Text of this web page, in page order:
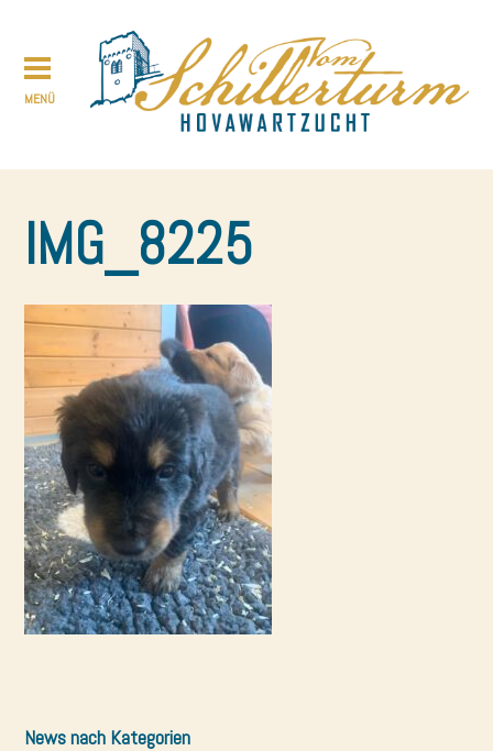
IMG_8225
News nach Kategorien